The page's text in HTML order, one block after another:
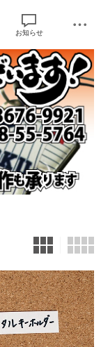
お知らせ